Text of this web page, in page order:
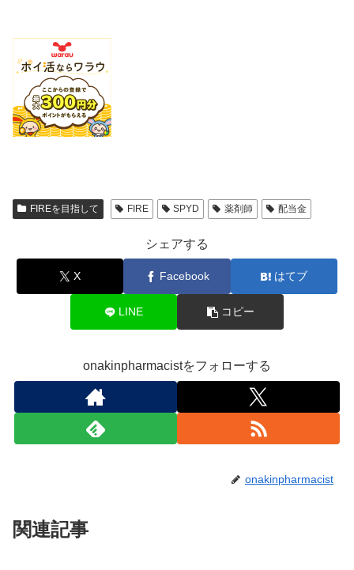
FIREを目指して FIRE SPYD 薬剤師 配当金
シェアする
X Facebook はてブ
LINE コピー
onakinpharmacistをフォローする
onakinpharmacist
関連記事